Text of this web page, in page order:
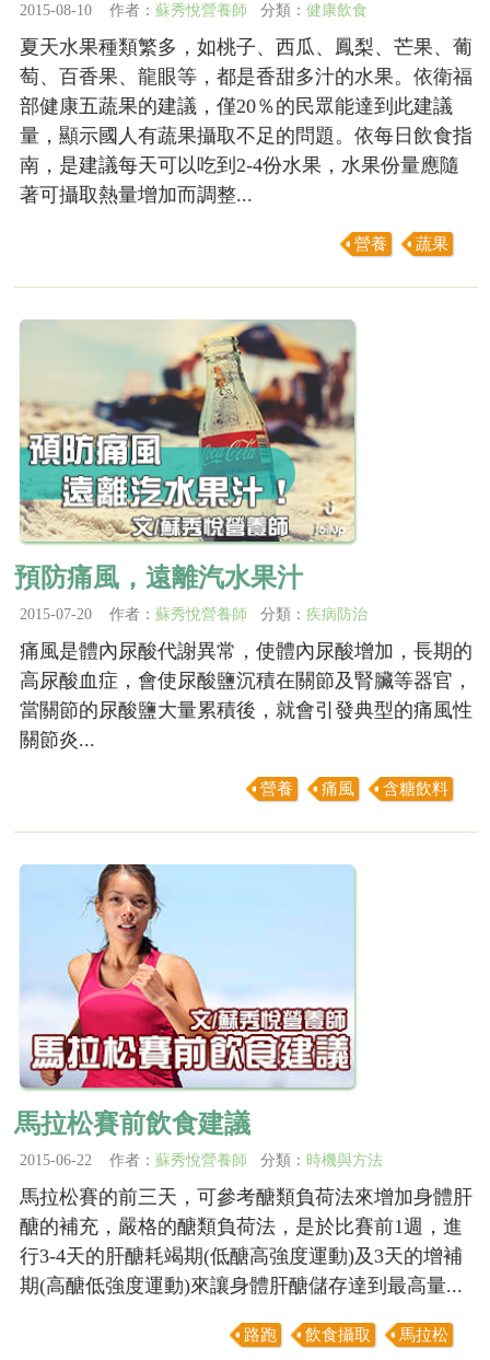
2015-08-10 作者： 蘇秀悅營養師 分類： 健康飲食
夏天水果種類繁多，如桃子、西瓜、鳳梨、芒果、葡
萄、百香果、龍眼等，都是香甜多汁的水果。依衛福
部健康五蔬果的建議，僅20％的民眾能達到此建議
量，顯示國人有蔬果攝取不足的問題。依每日飲食指
南，是建議每天可以吃到2-4份水果，水果份量應隨
著可攝取熱量增加而調整...
營養 蔬果
預防痛風，遠離汽水果汁
2015-07-20 作者： 蘇秀悅營養師 分類： 疾病防治
痛風是體內尿酸代謝異常，使體內尿酸增加，長期的
高尿酸血症，會使尿酸鹽沉積在關節及腎臟等器官，
當關節的尿酸鹽大量累積後，就會引發典型的痛風性
關節炎...
營養 痛風 含糖飲料
馬拉松賽前飲食建議
2015-06-22 作者： 蘇秀悅營養師 分類： 時機與方法
馬拉松賽的前三天，可參考醣類負荷法來增加身體肝
醣的補充，嚴格的醣類負荷法，是於比賽前1週，進
行3-4天的肝醣耗竭期(低醣高強度運動)及3天的增補
期(高醣低強度運動)來讓身體肝醣儲存達到最高量...
路跑 飲食攝取 馬拉松